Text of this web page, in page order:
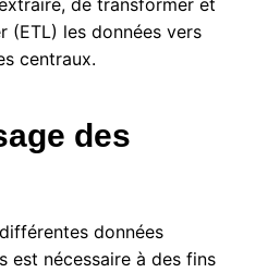
(ETL) les données vers
centraux.
des
données
est nécessaire à des fins